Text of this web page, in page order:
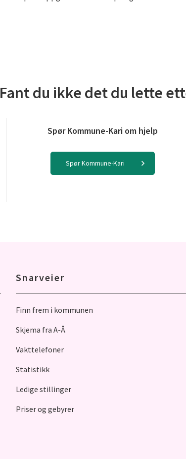
Fant du ikke det du lette
Spør Kommune-Kari om hjelp
Spør Kommune-Kari
Snarveier
Finn frem i kommunen
Skjema fra A-Å
Vakttelefoner
Statistikk
Ledige stillinger
Priser og gebyrer